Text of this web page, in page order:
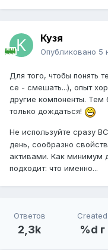
Кузя
Опубликовано 5
Для того, чтобы понять
се - смешать...), опыт
другие компоненты. Тем
только дождаться!
Не используйте сразу
день, сообразно
активами. Как минимум
подходит: что именно...
Ответов
2,3k
Created
%d г